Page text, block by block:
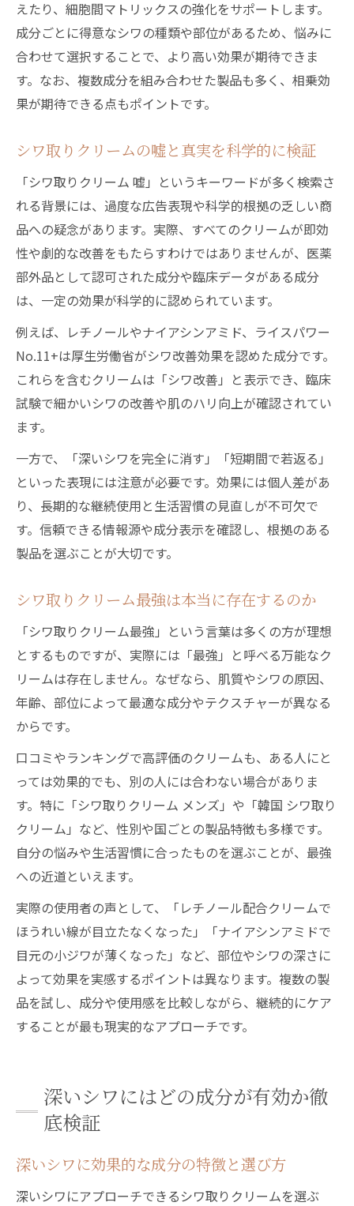
えたり、細胞間マトリックスの強化をサポートします。
成分ごとに得意なシワの種類や部位があるため、悩みに
合わせて選択することで、より高い効果が期待できま
す。なお、複数成分を組み合わせた製品も多く、相乗効
果が期待できる点もポイントです。
シワ取りクリームの嘘と真実を科学的に検証
「シワ取りクリーム 嘘」というキーワードが多く検索さ
れる背景には、過度な広告表現や科学的根拠の乏しい商
品への疑念があります。実際、すべてのクリームが即効
性や劇的な改善をもたらすわけではありませんが、医薬
部外品として認可された成分や臨床データがある成分
は、一定の効果が科学的に認められています。
例えば、レチノールやナイアシンアミド、ライスパワー
No.11+は厚生労働省がシワ改善効果を認めた成分です。
これらを含むクリームは「シワ改善」と表示でき、臨床
試験で細かいシワの改善や肌のハリ向上が確認されてい
ます。
一方で、「深いシワを完全に消す」「短期間で若返る」
といった表現には注意が必要です。効果には個人差があ
り、長期的な継続使用と生活習慣の見直しが不可欠で
す。信頼できる情報源や成分表示を確認し、根拠のある
製品を選ぶことが大切です。
シワ取りクリーム最強は本当に存在するのか
「シワ取りクリーム最強」という言葉は多くの方が理想
とするものですが、実際には「最強」と呼べる万能なク
リームは存在しません。なぜなら、肌質やシワの原因、
年齢、部位によって最適な成分やテクスチャーが異なる
からです。
口コミやランキングで高評価のクリームも、ある人にと
っては効果的でも、別の人には合わない場合がありま
す。特に「シワ取りクリーム メンズ」や「韓国 シワ取り
クリーム」など、性別や国ごとの製品特徴も多様です。
自分の悩みや生活習慣に合ったものを選ぶことが、最強
への近道といえます。
実際の使用者の声として、「レチノール配合クリームで
ほうれい線が目立たなくなった」「ナイアシンアミドで
目元の小ジワが薄くなった」など、部位やシワの深さに
よって効果を実感するポイントは異なります。複数の製
品を試し、成分や使用感を比較しながら、継続的にケア
することが最も現実的なアプローチです。
深いシワにはどの成分が有効か徹
底検証
深いシワに効果的な成分の特徴と選び方
深いシワにアプローチできるシワ取りクリームを選ぶ